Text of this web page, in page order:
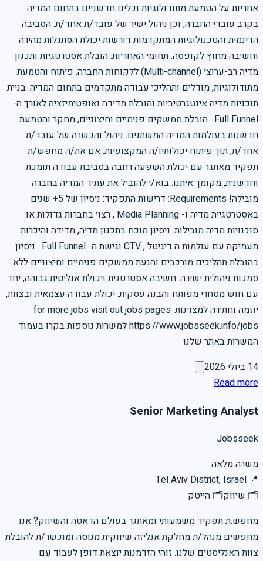
אחריות על הטמעת מתודולוגיות וכלים חדשניים בתחום המדיה
בקרב עובדי החברה, וכן ניהול ישיר של עובד/ת אחד/ת. הסביבה
הדינמית והטכנולוגיות המתקדמות דורשות יכולת הסתגלות מהירה
וחשיבה מחוץ לקופסה. תחומי האחריות: הובלת אסטרטגיות ותכנון
מדיה רב-ערוצי (Multi-channel) ללקוחות החברה. פיתוח והטמעת
מתודולוגיות, מודלים ותהליכי עבודה מתקדמים בתחום המדיה. בניית
תוכניות מדיה אינטגרטיביות והובלת מדידה ואופטימיזציה לאורך ה-
Full Funnel . הובלת ממשקים פנימיים וחיצוניים, מחקר והטמעת
חדשנות בעולמות המדיה המשתנים. ניהול והכשרה של עובד/ת
אחד/ת, תוך פיתוח יכולותיו/ה המקצועיות. אם את/ה מחפש/ת
תפקיד מאתגר עם יכולת השפעה רחבה בסביבת עבודה תומכת
וחדשנית, מקומך איתנו. בוא/י להוביל את עתיד המדיה בחברה
מובילה! Requirements: דרישות התפקיד: ניסיון של 5+ שנים
באסטרטגיית מדיה ו- Media Planning , רצוי בחברות גדולות או
סוכנויות מדיה מובילות. ניסיון מוכח בתכנון מדיה, מדידה והיכרות
מעמיקה עם עולמות ה דיגיטל , CTV וגישת ה- Full Funnel . ניסיון
בהובלת תהליכים מורכבים והנעת ממשקים פנימיים וחיצוניים ללא
סמכות ניהולית ישירה. חשיבה אסטרטגית ויכולת אנליטית גבוהה, יחד
עם חוש מסחרי מפותח והבנה עסקית. יכולת עבודה עצמאית ובצוות,
יוזמה וחתירה למצוינות. for more jobs visit out jobs pages
https://www.jobsseek.info/jobs למשרות נוספות בקרו בעמוד
המשרות באתר שלנו
14 ביולי 2026
Read more
Senior Marketing Analyst
Jobsseek
משרה מלאה
📍
Tel Aviv District, Israel
🗂 שיווק🗂 הייטק
מחפש.ת תפקיד משמעותי ומאתגר בעולם הדאטה והשיווק? אנו
מחפשים מנהל/ת מחלקת אנליזה שיווקית מנוסה ומוכשר/ת להובלת
צוות האנליסטים שלנו. זוהי הזדמנות יוצאת דופן לעבוד עם